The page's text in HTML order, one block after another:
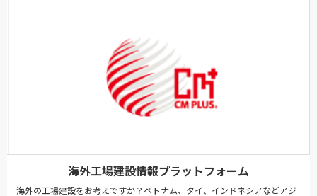
海外工場建設情報プラットフォーム
海外の工場建設をお考えですか？ベトナム、タイ、インドネシアなどアジ